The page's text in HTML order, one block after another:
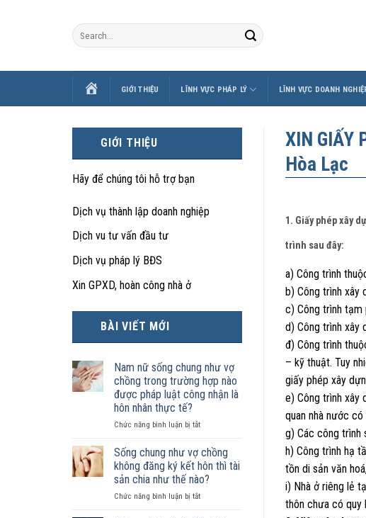
TRANGGIỚI THIỆU LĨNH VỰC PHÁP LÝ LĨNH VỰC DOANH
GIỚI THIỆU
Hãy để chúng tôi hỗ trợ bạn
Dịch vụ thành lập doanh nghiệp
Dịch vu tư vấn đầu tư
Dịch vụ pháp lý BĐS
Xin GPXD, hoàn công nhà ở
BÀI VIẾT MỚI
Nam nữ sống chung như vợ
chồng trong trường hợp nào
được pháp luật công nhận là
hôn nhân thực tế?
Chức năng bình luận bị tắtở
nữ
sống
chung
như
vợ
Sống chung như vợ chồng
không đăng ký kết hôn thì tài
sản chia như thế nào?
Chức năng bình luận bị tắtở
XIN GIẤY
Hòa Lạc
1. Giấy phép xây
trình sau đây:
a) Công trình
b) Công trình xây
c) Công trình tạm
d) Công trình xây
đ) Công trình
– kỹ thuật. Tuy
giấy phép xây
e) Công trình xây
quan nhà nước
g) Các công trình
h) Công trình hạ
tồn di sản văn
i) Nhà ở riêng lẻ
thôn chưa có quy